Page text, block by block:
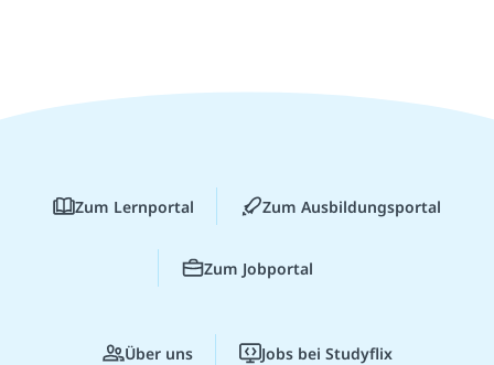
Zum Lernportal Zum Ausbildungsportal
Zum Jobportal
Über uns Jobs bei Studyflix